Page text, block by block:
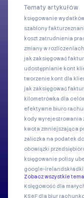
Tematy artykułów
księgowanie
szablony faktur
koszt zatrudnienia
zmiany w
jak zaksięgować
udostępnianie kont
tworzenie kont dla
jak zaksięgować
kilometrówka dla
efektywne biuro
kody wyrejestrowania
kwota zmniejszająca
zaliczka na podatek
obowiązki
księgowanie polisy
google-ireland
Zobacz wszystkie
Księgowość dla
KSeF dla biur